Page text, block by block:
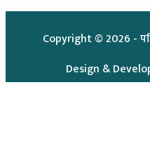
Copyright ©2026 -
Design &